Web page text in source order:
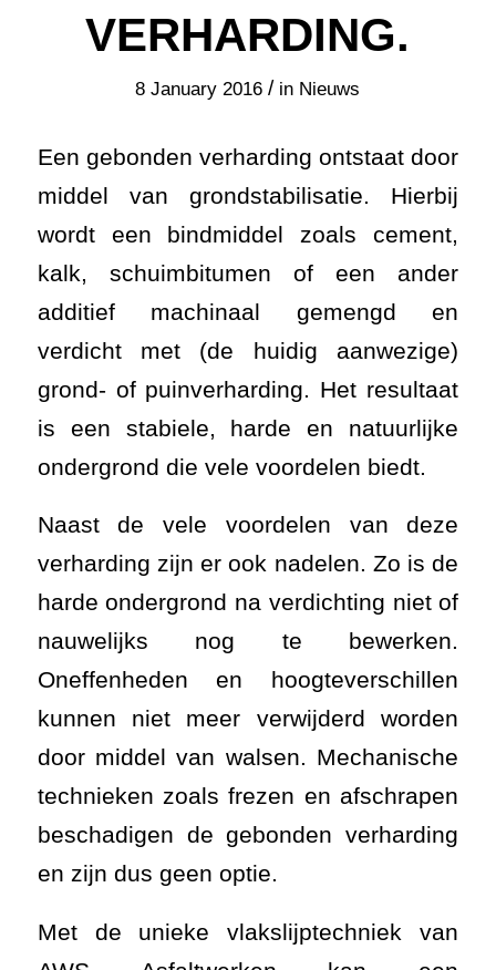
VERHARDING.
8 January 2016 / in Nieuws
Een gebonden verharding ontstaat door
middel van grondstabilisatie. Hierbij
wordt een bindmiddel zoals cement,
kalk, schuimbitumen of een ander
additief machinaal gemengd en
verdicht met (de huidig aanwezige)
grond- of puinverharding. Het resultaat
is een stabiele, harde en natuurlijke
ondergrond die vele voordelen biedt.
Naast de vele voordelen van deze
verharding zijn er ook nadelen. Zo is de
harde ondergrond na verdichting niet of
nauwelijks nog te bewerken.
Oneffenheden en hoogteverschillen
kunnen niet meer verwijderd worden
door middel van walsen. Mechanische
technieken zoals frezen en afschrapen
beschadigen de gebonden verharding
en zijn dus geen optie.
Met de unieke vlakslijptechniek van